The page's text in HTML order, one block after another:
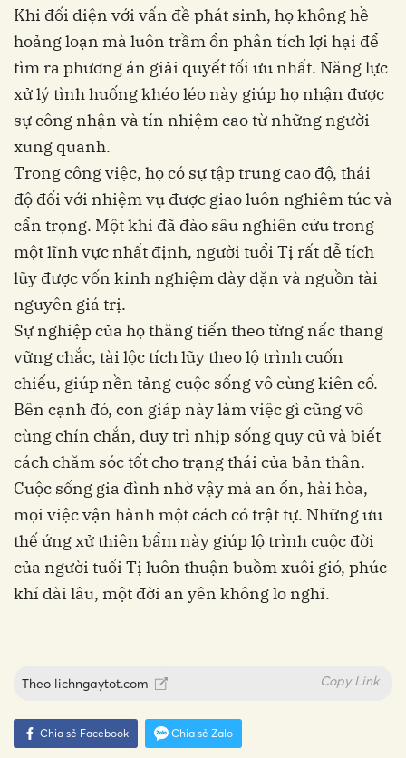
Khi đối diện với vấn đề phát sinh, họ không hề
hoảng loạn mà luôn trầm ổn phân tích lợi hại để
tìm ra phương án giải quyết tối ưu nhất. Năng lực
xử lý tình huống khéo léo này giúp họ nhận được
sự công nhận và tín nhiệm cao từ những người
xung quanh.
Trong công việc, họ có sự tập trung cao độ, thái
độ đối với nhiệm vụ được giao luôn nghiêm túc và
cẩn trọng. Một khi đã đào sâu nghiên cứu trong
một lĩnh vực nhất định, người tuổi Tị rất dễ tích
lũy được vốn kinh nghiệm dày dặn và nguồn tài
nguyên giá trị.
Sự nghiệp của họ thăng tiến theo từng nấc thang
vững chắc, tài lộc tích lũy theo lộ trình cuốn
chiếu, giúp nền tảng cuộc sống vô cùng kiên cố.
Bên cạnh đó, con giáp này làm việc gì cũng vô
cùng chín chắn, duy trì nhịp sống quy củ và biết
cách chăm sóc tốt cho trạng thái của bản thân.
Cuộc sống gia đình nhờ vậy mà an ổn, hài hòa,
mọi việc vận hành một cách có trật tự. Những ưu
thế ứng xử thiên bẩm này giúp lộ trình cuộc đời
của người tuổi Tị luôn thuận buồm xuôi gió, phúc
khí dài lâu, một đời an yên không lo nghĩ.
Theo lichngaytot.com Copy Link
Chia sẻ Facebook Chia sẻ Zalo